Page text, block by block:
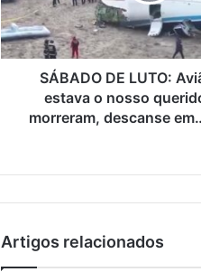
SÁBADO DE LUTO:
estava o nosso
morreram, descanse
Artigos relacionados